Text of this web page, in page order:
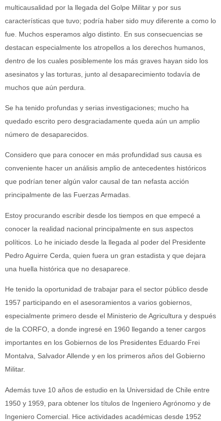
multicausalidad por la llegada del Golpe Militar y por sus
características que tuvo; podría haber sido muy diferente a como lo
fue. Muchos esperamos algo distinto. En sus consecuencias se
destacan especialmente los atropellos a los derechos humanos,
dentro de los cuales posiblemente los más graves hayan sido los
asesinatos y las torturas, junto al desaparecimiento todavía de
muchos que aún perdura.
Se ha tenido profundas y serias investigaciones; mucho ha
quedado escrito pero desgraciadamente queda aún un amplio
número de desaparecidos.
Considero que para conocer en más profundidad sus causa es
conveniente hacer un análisis amplio de antecedentes históricos
que podrían tener algún valor causal de tan nefasta acción
principalmente de las Fuerzas Armadas.
Estoy procurando escribir desde los tiempos en que empecé a
conocer la realidad nacional principalmente en sus aspectos
políticos. Lo he iniciado desde la llegada al poder del Presidente
Pedro Aguirre Cerda, quien fuera un gran estadista y que dejara
una huella histórica que no desaparece.
He tenido la oportunidad de trabajar para el sector público desde
1957 participando en el asesoramientos a varios gobiernos,
especialmente primero desde el Ministerio de Agricultura y después
de la CORFO, a donde ingresé en 1960 llegando a tener cargos
importantes en los Gobiernos de los Presidentes Eduardo Frei
Montalva, Salvador Allende y en los primeros años del Gobierno
Militar.
Además tuve 10 años de estudio en la Universidad de Chile entre
1950 y 1959, para obtener los títulos de Ingeniero Agrónomo y de
Ingeniero Comercial. Hice actividades académicas desde 1952